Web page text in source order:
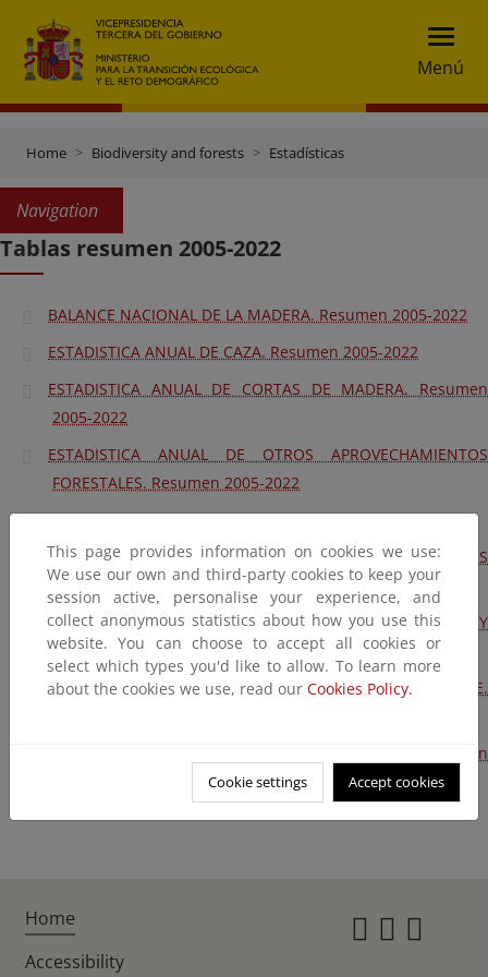
Menú
Home Biodiversity and forests Estadísticas
Navigation
Tablas resumen 2005-2022
BALANCE NACIONAL DE LA MADERA. Resumen 2005-2022
ESTADISTICA ANUAL DE CAZA. Resumen 2005-2022
ESTADISTICA ANUAL DE CORTAS DE MADERA. Resumen
2005-2022
ESTADISTICA ANUAL DE OTROS APROVECHAMIENTOS
FORESTALES. Resumen 2005-2022
ESTADISTICA ANUAL DE PESCA. Resumen 2005-2022
ESTADISTICA ANUAL DE PROYECTOS Y ACTUACIONES
FORESTALES. Resumen 2005-2022
ESTADISTICAS DE COMERCIO EXTERIOR DE LA MADERA Y
PRODUCTOS FORESTALES. Resumen 2005-2022
ESTADÍSTICA ANUAL DE GESTIÓN FORESTAL SOSTENIBLE.
PRODUCCION Y COMERCIALIZACION DE MFR. Resumen
This page provides information on cookies we use:
We use our own and third-party cookies to keep your
session active, personalise your experience, and
collect anonymous statistics about how you use this
website. You can choose to accept all cookies or
select which types you'd like to allow. To learn more
about the cookies we use, read our Cookies Policy.
Cookie settings Accept cookies
Home
Accessibility